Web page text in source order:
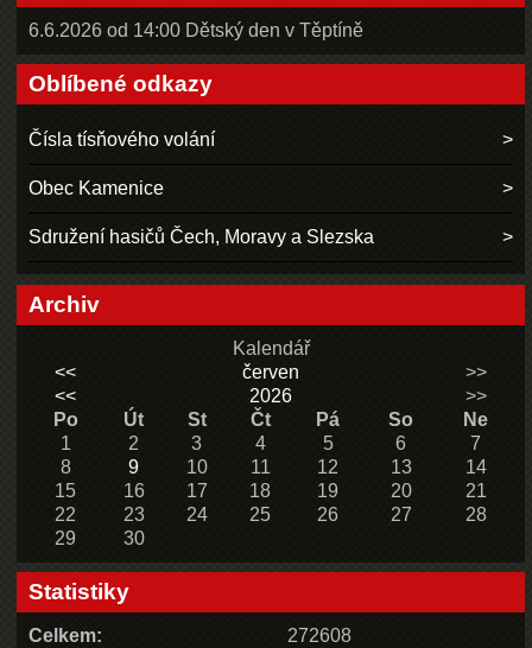
6.6.2026 od 14:00 Dětský den v Těptíně
Oblíbené odkazy
Čísla tísňového volání
Obec Kamenice
Sdružení hasičů Čech, Moravy a Slezska
Archiv
Kalendář
<<
červen
>>
<<
2026
>>
Po
Út St Čt Pá So
Ne
1
2 3 4 5 6
7
8
9 10 11 12 13
14
15
16 17 18 19 20
21
22
23 24 25 26 27
28
29
30
Statistiky
Celkem: 272608